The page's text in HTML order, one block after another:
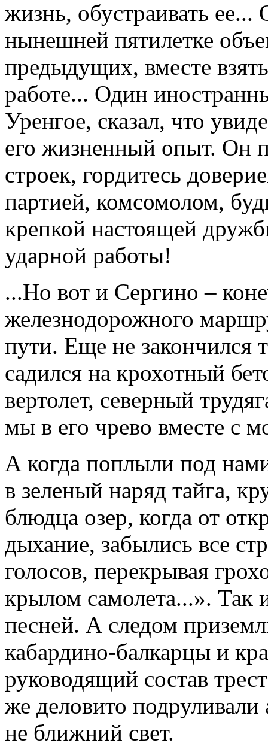
жизнь, обустраивать ее...
нынешней пятилетке
предыдущих, вместе
работе... Один
Уренгое, сказал, что
его жизненный опыт. Он
строек, гордитесь
партией, комсомолом,
крепкой настоящей
ударной работы!
...Но вот и Сергино –
железнодорожного
пути. Еще не закончился
садился на крохотный
вертолет, северный
мы в его чрево вместе с
А когда поплыли под
в зеленый наряд тайга,
блюдца озер, когда от
дыхание, забылись все
голосов, перекрывая
крылом самолета...». Так
песней. А следом
кабардино-балкарцы и
руководящий состав
же деловито
не ближний свет.